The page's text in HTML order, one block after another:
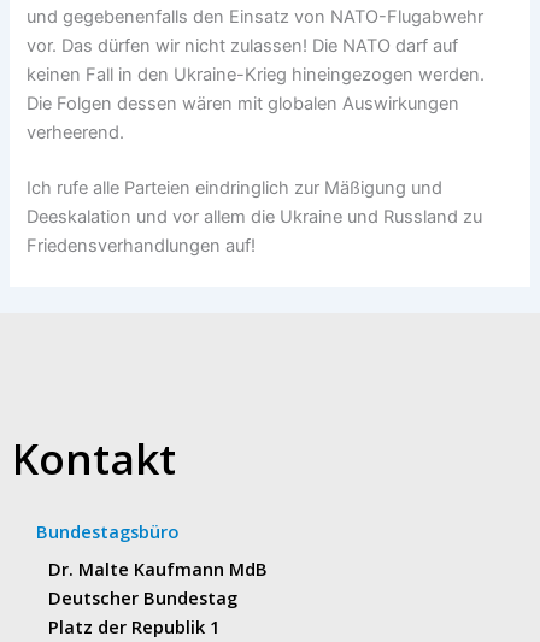
und gegebenenfalls den Einsatz von NATO-Flugabwehr
vor. Das dürfen wir nicht zulassen! Die NATO darf auf
keinen Fall in den Ukraine-Krieg hineingezogen werden.
Die Folgen dessen wären mit globalen Auswirkungen
verheerend.
Ich rufe alle Parteien eindringlich zur Mäßigung und
Deeskalation und vor allem die Ukraine und Russland zu
Friedensverhandlungen auf!
Kontakt
Bundestagsbüro
Dr. Malte Kaufmann MdB
Deutscher Bundestag
Platz der Republik 1